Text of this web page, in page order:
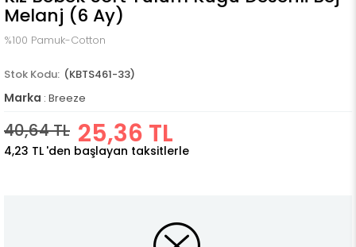
Melanj (6 Ay)
%100 Pamuk-Cotton
(KBTS461-33)
Marka : Breeze
40,64 TL 25,36 TL
4,23 TL 'den başlayan taksitlerle